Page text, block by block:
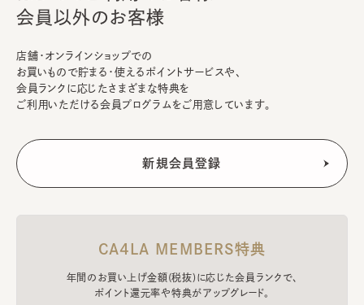
会員以外のお客様
店舗・オンラインショップでの
お買いもので貯まる・使えるポイントサービスや、
会員ランクに応じたさまざまな特典を
ご利用いただける会員プログラムをご用意しています。
CA4LA MEMBERS特典
年間のお買い上げ金額(税抜)に応じた会員ランクで、
ポイント還元率や特典がアップグレード。